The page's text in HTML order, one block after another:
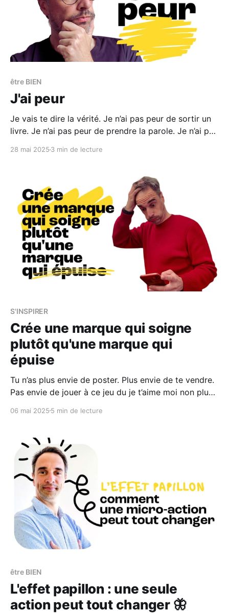
être BIEN
J'ai peur
Je vais te dire la vérité. Je n’ai pas peur de sortir un
livre. Je n’ai pas peur de prendre la parole. Je n’ai pas
28 mai 2025 3 min de lecture
S'INSPIRER
Crée une marque qui soigne
plutôt qu'une marque qui
épuise
Tu n’as plus envie de poster. Plus envie de te vendre.
Pas envie de jouer à ce jeu du je t’aime moi non plus
plus qu’ils ne te nourrissent. Et tu sais quoi ? C’est
06 mai 2025 5 min de lecture
être BIEN
L'effet papillon : une seule
action peut tout changer 🦋